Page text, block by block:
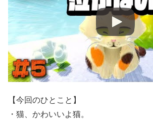
【今回のひとこと】
・猫、かわいいよ猫。